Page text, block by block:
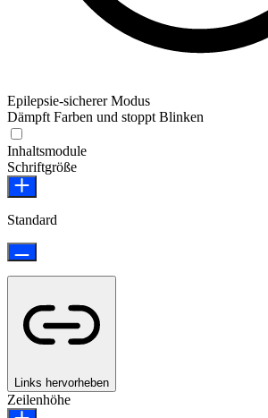
Epilepsie-sicherer Modus
Dämpft Farben und stoppt Blinken
Inhaltsmodule
Schriftgröße
Standard
Links hervorheben
Zeilenhöhe